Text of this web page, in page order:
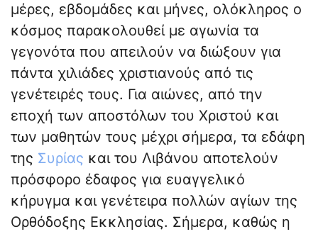
μέρες, εβδομάδες και μήνες, ολόκληρος ο
κόσμος παρακολουθεί με αγωνία τα
γεγονότα που απειλούν να διώξουν για
πάντα χιλιάδες χριστιανούς από τις
γενέτειρές τους. Για αιώνες, από την
εποχή των αποστόλων του Χριστού και
των μαθητών τους μέχρι σήμερα, τα εδάφη
της Συρίας και του Λιβάνου αποτελούν
πρόσφορο έδαφος για ευαγγελικό
κήρυγμα και γενέτειρα πολλών αγίων της
Ορθόδοξης Εκκλησίας. Σήμερα, καθώς η